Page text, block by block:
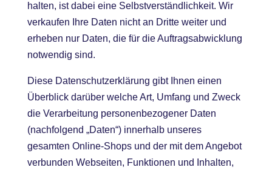
halten, ist dabei eine Selbstverständlichkeit. Wir
verkaufen Ihre Daten nicht an Dritte weiter und
erheben nur Daten, die für die Auftragsabwicklung
notwendig sind.
Diese Datenschutzerklärung gibt Ihnen einen
Überblick darüber welche Art, Umfang und Zweck
die Verarbeitung personenbezogener Daten
(nachfolgend „Daten“) innerhalb unseres
gesamten Online-Shops und der mit dem Angebot
verbunden Webseiten, Funktionen und Inhalten,